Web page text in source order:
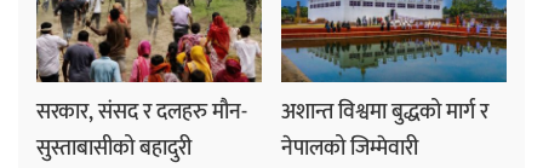
सरकार, संसद र दलहरु मौन-
सुस्ताबासीको बहादुरी
अशान्त विश्वमा बुद्धको मार्ग र
नेपालको जिम्मेवारी